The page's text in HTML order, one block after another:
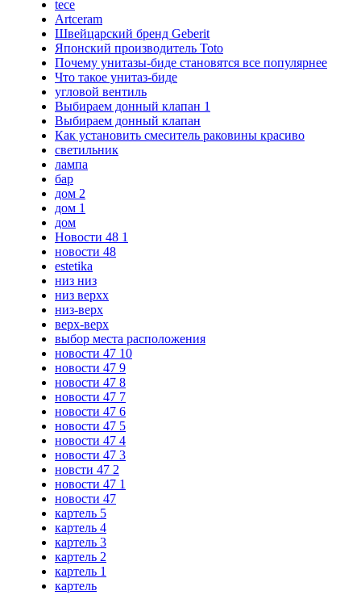
tece
Artceram
Швейцарский бренд Geberit
Японский производитель Toto
Почему унитазы-биде становятся все популярнее
Что такое унитаз-биде
угловой вентиль
Выбираем донный клапан 1
Выбираем донный клапан
Как установить смеситель раковины красиво
светильник
лампа
бар
дом 2
дом 1
дом
Новости 48 1
новости 48
estetika
низ низ
низ верхх
низ-верх
верх-верх
выбор места расположения
новости 47 10
новости 47 9
новости 47 8
новости 47 7
новости 47 6
новости 47 5
новости 47 4
новости 47 3
новсти 47 2
новости 47 1
новости 47
картель 5
картель 4
картель 3
картель 2
картель 1
картель